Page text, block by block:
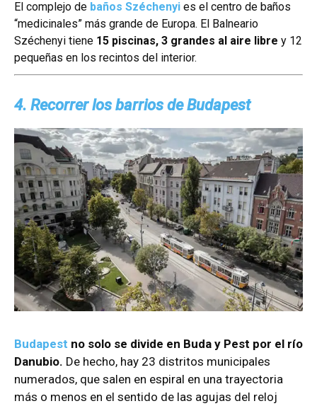
El complejo de baños Széchenyi es el centro de baños
“medicinales” más grande de Europa. El Balneario
Széchenyi tiene 15 piscinas, 3 grandes al aire libre y 12
pequeñas en los recintos del interior.
4. Recorrer los barrios de Budapest
Budapest no solo se divide en Buda y Pest por el río
Danubio. De hecho, hay 23 distritos municipales
numerados, que salen en espiral en una trayectoria
más o menos en el sentido de las agujas del reloj